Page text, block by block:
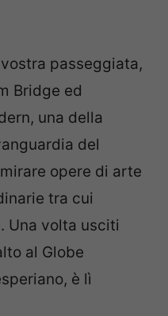
passeggiata,
Bridge ed
una della
del
opere di arte
tra cui
Una volta usciti
al Globe
è lì